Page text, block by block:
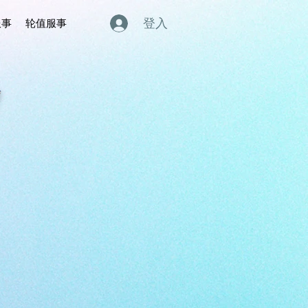
轮值服事 登入